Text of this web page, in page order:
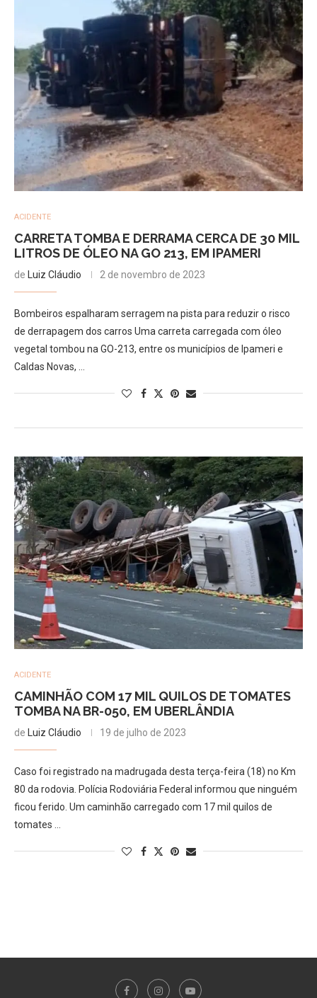
ACIDENTE
CARRETA TOMBA E DERRAMA CERCA DE 30 MIL
LITROS DE ÓLEO NA GO 213, EM IPAMERI
de Luiz Cláudio 2 de novembro de 2023
Bombeiros espalharam serragem na pista para reduzir o risco
de derrapagem dos carros Uma carreta carregada com óleo
vegetal tombou na GO-213, entre os municípios de Ipameri e
Caldas Novas, …
ACIDENTE
CAMINHÃO COM 17 MIL QUILOS DE TOMATES
TOMBA NA BR-050, EM UBERLÂNDIA
de Luiz Cláudio 19 de julho de 2023
Caso foi registrado na madrugada desta terça-feira (18) no Km
80 da rodovia. Polícia Rodoviária Federal informou que ninguém
ficou ferido. Um caminhão carregado com 17 mil quilos de
tomates …